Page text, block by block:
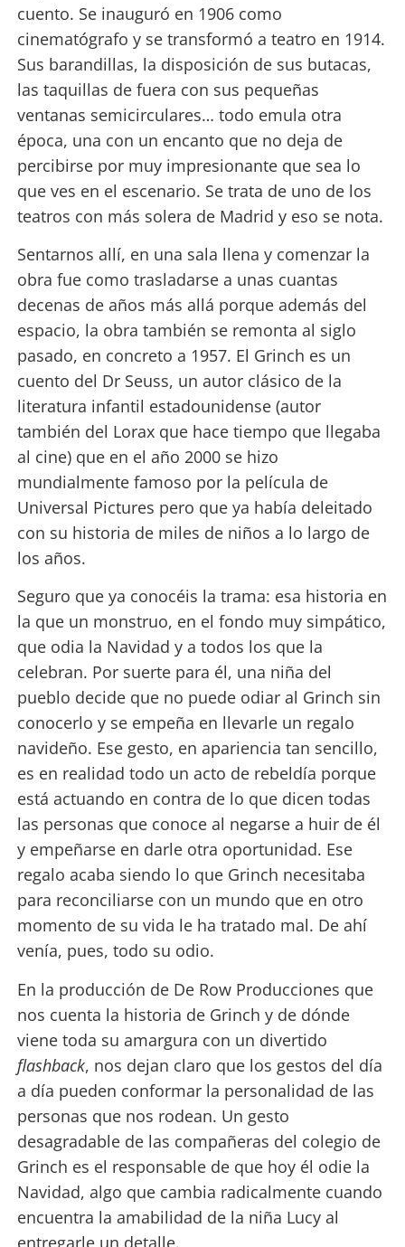
cuento. Se inauguró en 1906 como
cinematógrafo y se transformó a teatro en 1914.
Sus barandillas, la disposición de sus butacas,
las taquillas de fuera con sus pequeñas
ventanas semicirculares… todo emula otra
época, una con un encanto que no deja de
percibirse por muy impresionante que sea lo
que ves en el escenario. Se trata de uno de los
teatros con más solera de Madrid y eso se nota.
Sentarnos allí, en una sala llena y comenzar la
obra fue como trasladarse a unas cuantas
decenas de años más allá porque además del
espacio, la obra también se remonta al siglo
pasado, en concreto a 1957. El Grinch es un
cuento del Dr Seuss, un autor clásico de la
literatura infantil estadounidense (autor
también del Lorax que hace tiempo que llegaba
al cine) que en el año 2000 se hizo
mundialmente famoso por la película de
Universal Pictures pero que ya había deleitado
con su historia de miles de niños a lo largo de
los años.
Seguro que ya conocéis la trama: esa historia en
la que un monstruo, en el fondo muy simpático,
que odia la Navidad y a todos los que la
celebran. Por suerte para él, una niña del
pueblo decide que no puede odiar al Grinch sin
conocerlo y se empeña en llevarle un regalo
navideño. Ese gesto, en apariencia tan sencillo,
es en realidad todo un acto de rebeldía porque
está actuando en contra de lo que dicen todas
las personas que conoce al negarse a huir de él
y empeñarse en darle otra oportunidad. Ese
regalo acaba siendo lo que Grinch necesitaba
para reconciliarse con un mundo que en otro
momento de su vida le ha tratado mal. De ahí
venía, pues, todo su odio.
En la producción de De Row Producciones que
nos cuenta la historia de Grinch y de dónde
viene toda su amargura con un divertido
flashback, nos dejan claro que los gestos del día
a día pueden conformar la personalidad de las
personas que nos rodean. Un gesto
desagradable de las compañeras del colegio de
Grinch es el responsable de que hoy él odie la
Navidad, algo que cambia radicalmente cuando
encuentra la amabilidad de la niña Lucy al
entregarle un detalle.